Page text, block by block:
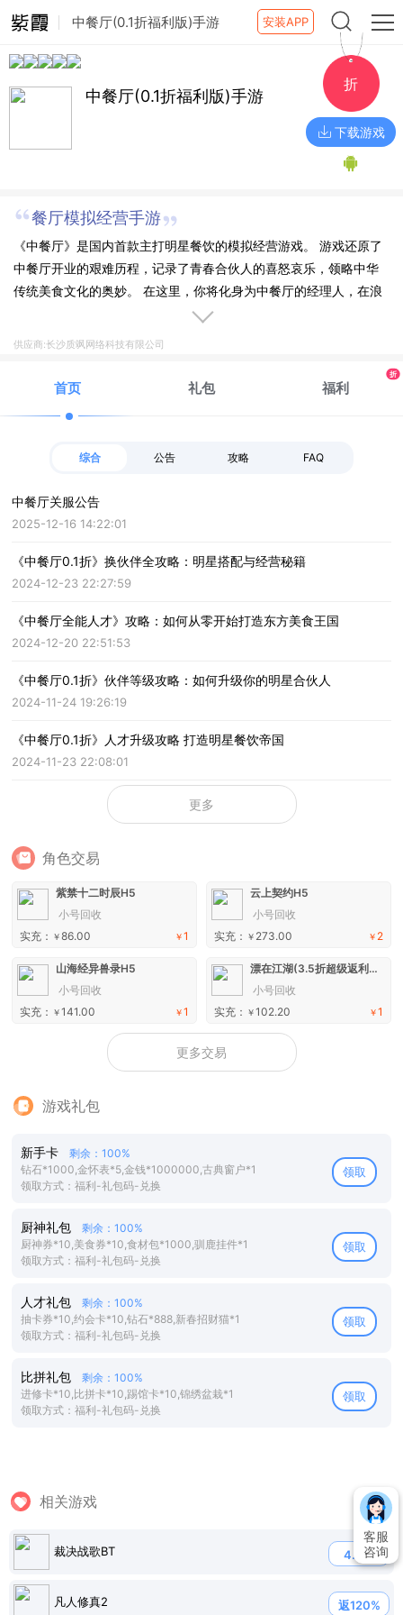
中餐厅(0.1折福利版)手游 安装APP
中餐厅(0.1折福利版)手游
折
下载游戏
餐厅模拟经营手游
《中餐厅》是国内首款主打明星餐饮的模拟经营游戏。 游戏还原了
中餐厅开业的艰难历程，记录了青春合伙人的喜怒哀乐，领略中华
传统美食文化的奥妙。 在这里，你将化身为中餐厅的经理人，在浪
漫的象岛从零开始，经营一家中餐厅，带领个性 鲜明又各怀才能的
收服海外顾客的胃、华人旅客的心，书写 你和东方美食的独特篇
供应商:长沙质飒网络科技有限公司
首页 礼包 福利
折
综合 公告 攻略 FAQ
中餐厅关服公告
2025-12-16 14:22:01
《中餐厅0.1折》换伙伴全攻略：明星搭配与经营秘籍
2024-12-23 22:27:59
《中餐厅全能人才》攻略：如何从零开始打造东方美食王国
2024-12-20 22:51:53
《中餐厅0.1折》伙伴等级攻略：如何升级你的明星合伙人
2024-11-24 19:26:19
《中餐厅0.1折》人才升级攻略 打造明星餐饮帝国
2024-11-23 22:08:01
更多
角色交易
紫禁十二时辰H5
小号回收
￥1
实充： ￥86.00
云上契约H5
小号回收
￥ 2
实充： ￥ 273.00
山海经异兽录H5
小号回收
￥1
实充： ￥141.00
漂在江湖(3.5折超级返利版)H5
小号回收
￥1
实充： ￥102.20
更多交易
游戏礼包
新手卡
剩余：100%
钻石*1000,金怀表*5,金钱*1000000,古典窗户*1
领取方式：福利-礼包码-兑换
领取
厨神礼包
剩余：100%
厨神券*10,美食券*10,食材包*1000,驯鹿挂件*1
领取方式：福利-礼包码-兑换
领取
人才礼包
剩余：100%
抽卡券*10,约会卡*10,钻石*888,新春招财猫*1
领取方式：福利-礼包码-兑换
领取
比拼礼包
剩余：100%
进修卡*10,比拼卡*10,踢馆卡*10,锦绣盆栽*1
领取方式：福利-礼包码-兑换
领取
相关游戏
裁决战歌BT 4.5折
凡人修真2 返120%
客服
咨询